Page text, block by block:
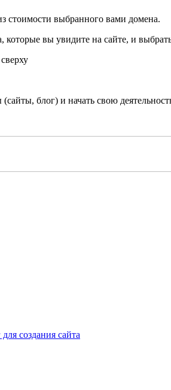
стоимости выбранного вами домена.
вы увидите на сайте, и
блог) и начать свою
для создания сайта